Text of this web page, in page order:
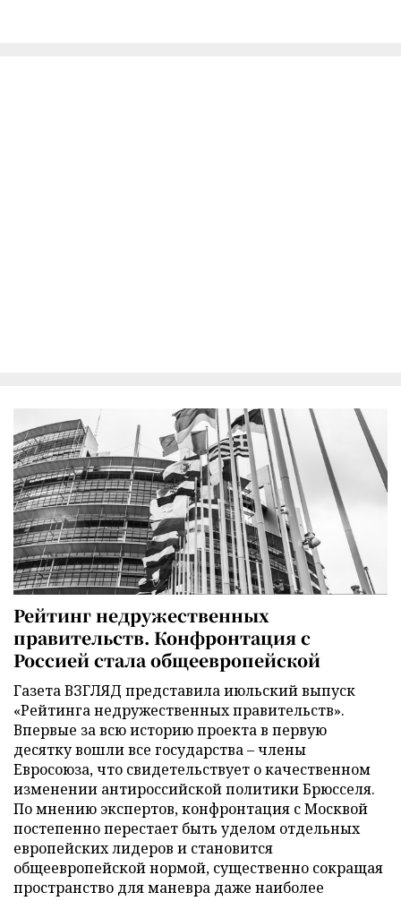
Рейтинг недружественных
правительств. Конфронтация с
Россией стала общеевропейской
Газета ВЗГЛЯД представила июльский выпуск
«Рейтинга недружественных правительств».
Впервые за всю историю проекта в первую
десятку вошли все государства – члены
Евросоюза, что свидетельствует о качественном
изменении антироссийской политики Брюсселя.
По мнению экспертов, конфронтация с Москвой
постепенно перестает быть уделом отдельных
европейских лидеров и становится
общеевропейской нормой, существенно сокращая
пространство для маневра даже наиболее